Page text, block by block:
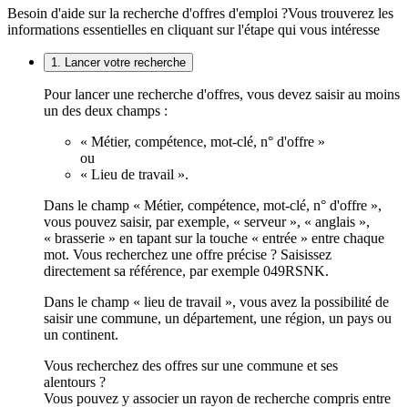
Besoin d'aide sur la recherche d'offres d'emploi ?Vous trouverez les
informations essentielles en cliquant sur l'étape qui vous intéresse
1. Lancer votre recherche
Pour lancer une recherche d'offres, vous devez saisir au moins
un des deux champs :
« Métier, compétence, mot-clé, n° d'offre »
ou
« Lieu de travail ».
Dans le champ « Métier, compétence, mot-clé, n° d'offre »,
vous pouvez saisir, par exemple, « serveur », « anglais »,
« brasserie » en tapant sur la touche « entrée » entre chaque
mot. Vous recherchez une offre précise ? Saisissez
directement sa référence, par exemple 049RSNK.
Dans le champ « lieu de travail », vous avez la possibilité de
saisir une commune, un département, une région, un pays ou
un continent.
Vous recherchez des offres sur une commune et ses
alentours ?
Vous pouvez y associer un rayon de recherche compris entre